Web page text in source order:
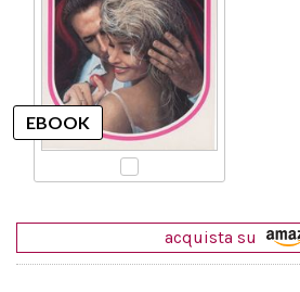
acquista su